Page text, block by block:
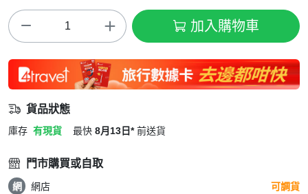
加入購物車
貨品狀態
庫存 有現貨 最快 8月13日* 前送貨
門市購買或自取
網 網店
可調貨